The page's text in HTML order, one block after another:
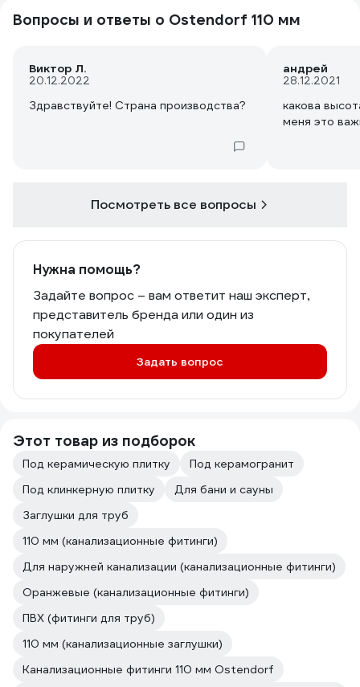
Вопросы и ответы о Ostendorf 110 мм
Виктор Л.
20.12.2022
Здравствуйте! Страна производства?
андрей
28.12.2021
какова
меня это
Посмотреть все вопросы
Нужна помощь?
Задайте вопрос – вам ответит наш эксперт,
представитель бренда или один из
покупателей
Задать вопрос
Этот товар из подборок
Под керамическую плитку
Под керамогранит
Под клинкерную плитку
Для бани и сауны
Заглушки для труб
110 мм (канализационные фитинги)
Для наружней канализации (канализационные фитинги)
Оранжевые (канализационные фитинги)
ПВХ (фитинги для труб)
110 мм (канализационные заглушки)
Канализационные фитинги 110 мм Ostendorf